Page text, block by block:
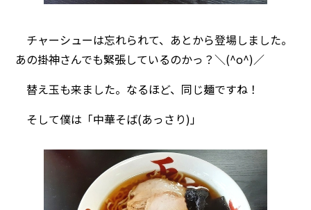
チャーシューは忘れられて、あとから登場しました。
あの掛神さんでも緊張しているのかっ？＼(^o^)／
替え玉も来ました。なるほど、同じ麺ですね！
そして僕は「中華そば(あっさり)」